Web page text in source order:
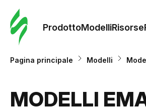
ProdottoModelliRisorse
Pagina principale Modelli
MODELLI